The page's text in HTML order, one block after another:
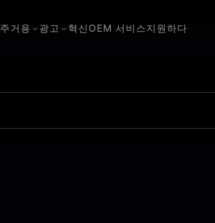
주거용 광고 혁신 OEM 서비스지원하다